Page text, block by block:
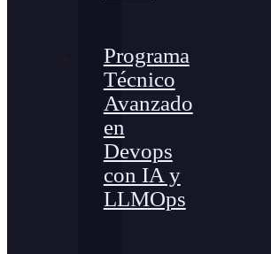
Programa
Técnico
Avanzado
en
Devops
con IA y
LLMOps